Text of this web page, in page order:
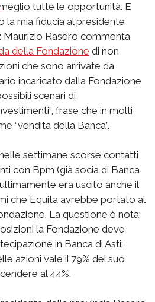
tutte le opportunità. E
la mia fiducia al presidente
Maurizio Rasero commenta
della Fondazione di non
che sono arrivate da
incaricato dalla Fondazione
scenari di
frase che in molti
“vendita della Banca”.
settimane scorse contatti
con Bpm (già socia di Banca
era uscito anche il
che Equita avrebbe portato al
La questione è nota:
la Fondazione deve
in Banca di Asti:
azioni vale il 79% del suo
al 44%.